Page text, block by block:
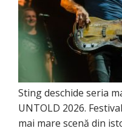
Sting deschide seria
UNTOLD 2026.
mai mare scenă din